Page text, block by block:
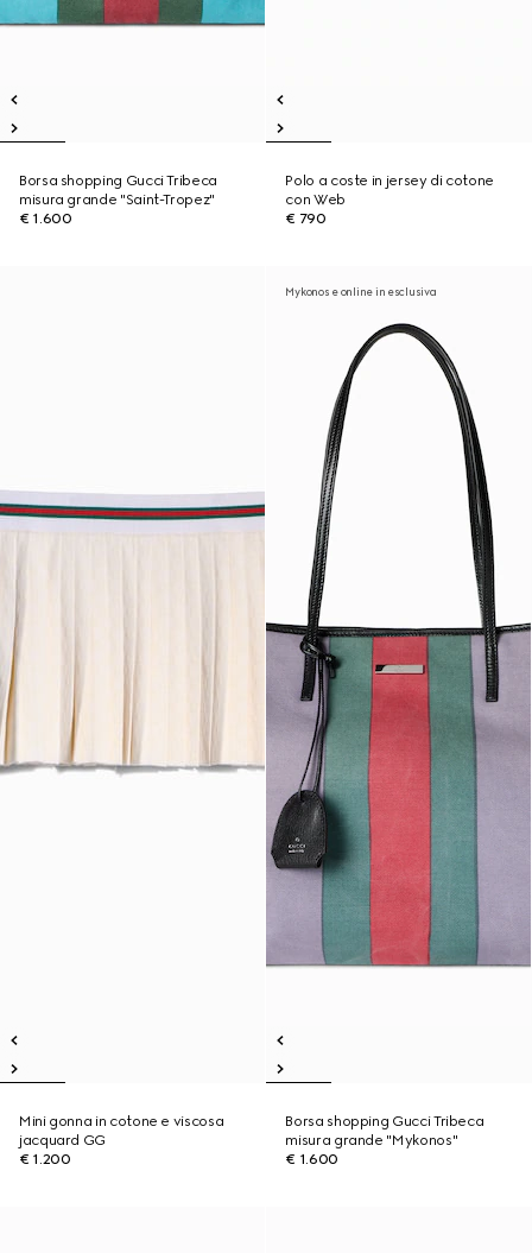
Borsa shopping Gucci Tribeca
misura grande "Saint-Tropez"
€ 1.600
Polo a coste in jersey di cotone
con Web
€ 790
Mini gonna in cotone e viscosa
jacquard GG
€ 1.200
Mykonos e online in esclusiva
Borsa shopping Gucci Tribeca
misura grande "Mykonos"
€ 1.600